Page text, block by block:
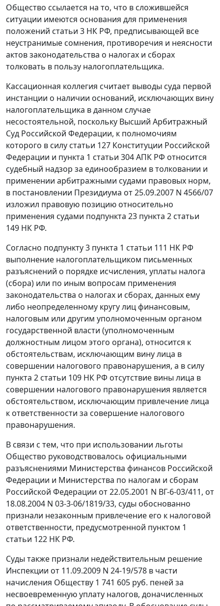
Общество ссылается на то, что в сложившейся
ситуации имеются основания для применения
положений статьи 3 НК РФ, предписывающей все
неустранимые сомнения, противоречия и неясности
актов законодательства о налогах и сборах
толковать в пользу налогоплательщика.
Кассационная коллегия считает выводы суда первой
инстанции о наличии оснований, исключающих вину
налогоплательщика в данном случае
несостоятельной, поскольку Высший Арбитражный
Суд Российской Федерации, к полномочиям
которого в силу статьи 127 Конституции Российской
Федерации и пункта 1 статьи 304АПК РФ относится
судебный надзор за единообразием в толковании и
применении арбитражными судами правовых норм,
в постановлении Президиума от 25.09.2007 N 4566/07
изложил правовую позицию относительно
применения судами подпункта 23 пункта 2 статьи
149 НК РФ.
Согласно подпункту 3 пункта 1 статьи 111 НК РФ
выполнение налогоплательщиком письменных
разъяснений о порядке исчисления, уплаты налога
(сбора) или по иным вопросам применения
законодательства о налогах и сборах, данных ему
либо неопределенному кругу лиц финансовым,
налоговым или другим уполномоченным органом
государственной власти (уполномоченным
должностным лицом этого органа), относится к
обстоятельствам, исключающим вину лица в
совершении налогового правонарушения, а в силу
пункта 2 статьи 109 НК РФ отсутствие вины лица в
совершении налогового правонарушения является
обстоятельством, исключающим привлечение лица
к ответственности за совершение налогового
правонарушения.
В связи с тем, что при использовании льготы
Общество руководствовалось официальными
разъяснениями Министерства финансов Российской
Федерации и Министерства по налогам и сборам
Российской Федерации от 22.05.2001 N ВГ-6-03/411, от
18.08.2004 N 03-3-06/1819/33, суды обоснованно
признали незаконным привлечение его к налоговой
ответственности, предусмотренной пунктом 1
статьи 122 НК РФ.
Суды также признали недействительным решение
Инспекции от 11.09.2009 N 24-19/578 в части
начисления Обществу 1 741 605 руб. пеней за
несвоевременную уплату налогов, доначисленных